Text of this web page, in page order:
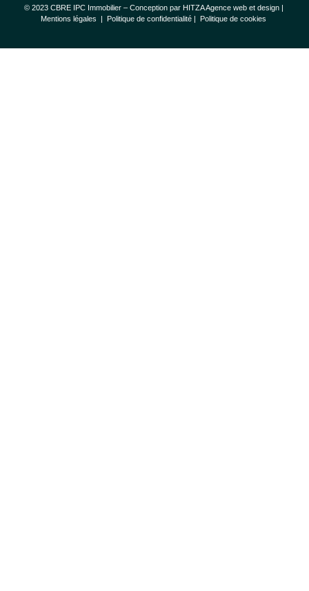
© 2023 CBRE IPC Immobilier – Conception par HITZA Agence web et design|
Mentions légales
Politique de confidentialité | Politique de cookies